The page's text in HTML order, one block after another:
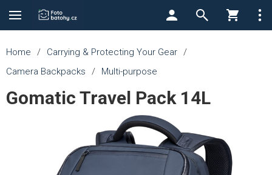
Home / Carrying & Protecting Your Gear /
Camera Backpacks
/ Multi-purpose
Gomatic Travel Pack 14L